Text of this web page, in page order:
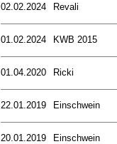
02.02.2024 Revali
01.02.2024 KWB 2015
01.04.2020 Ricki
22.01.2019 Einschwein
20.01.2019 Einschwein